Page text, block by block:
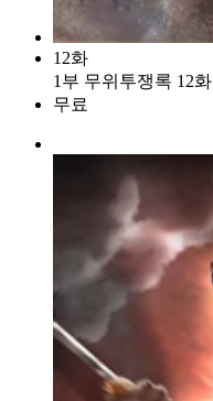
12화
1부 무위투쟁록 12화
무료